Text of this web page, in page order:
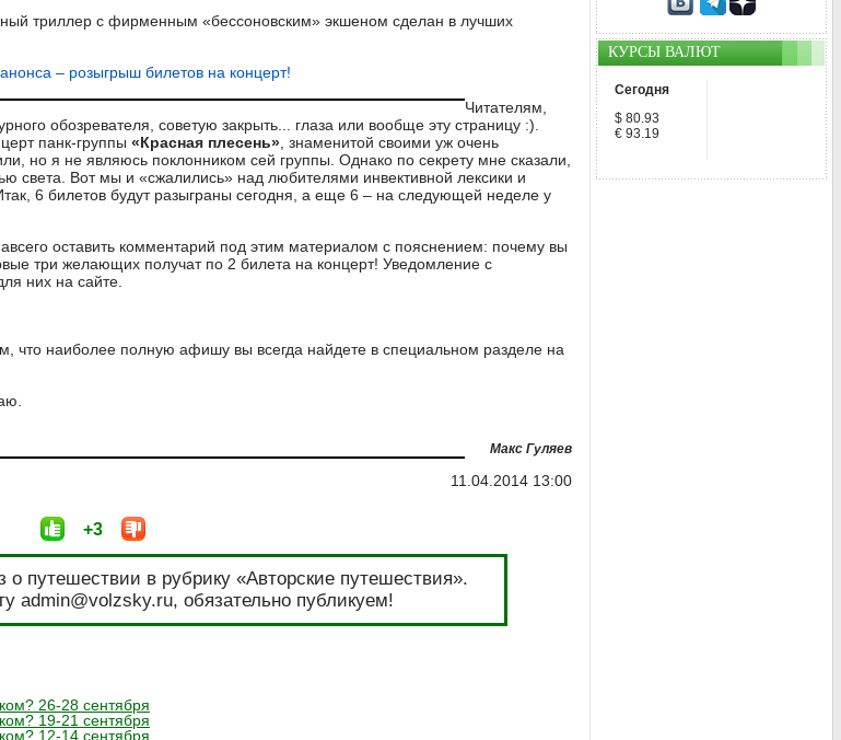
триллер с фирменным «бессоновским» экшеном сделан в лучших
– розыгрыш билетов на концерт!
Читателям,
обозревателя, советую закрыть... глаза или вообще эту страницу :).
панк-группы «Красная плесень» , знаменитой своими уж очень
но я не являюсь поклонником сей группы. Однако по секрету мне сказали,
света. Вот мы и «сжалились» над любителями инвективной лексики и
6 билетов будут разыграны сегодня, а еще 6 – на следующей неделе у
оставить комментарий под этим материалом с пояснением: почему вы
три желающих получат по 2 билета на концерт! Уведомление с
них на сайте.
что наиболее полную афишу вы всегда найдете в специальном разделе на
Макс Гуляев
11.04.2014 13:00
+3
путешествии в рубрику «Авторские путешествия».
admin@volzsky.ru, обязательно публикуем!
26-28 сентября
19-21 сентября
12-14 сентября
КУРСЫ ВАЛЮТ
Сегодня
$ 80.93
€ 93.19